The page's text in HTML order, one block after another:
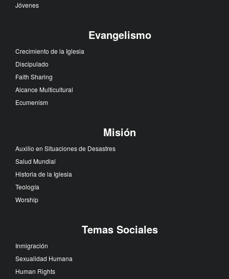
Jóvenes
Evangelismo
Crecimiento de la Iglesia
Discipulado
Faith Sharing
Alcance Multicultural
Ecumenism
Misión
Auxilio en Situaciones de Desastres
Salud Mundial
Historia de la Iglesia
Teología
Worship
Temas Sociales
Inmigración
Sexualidad Humana
Human Rights